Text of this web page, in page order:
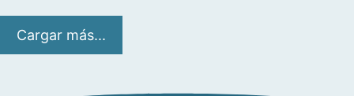
Cargar más...